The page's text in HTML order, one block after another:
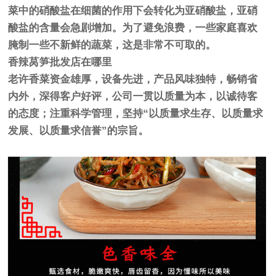
菜中的硝酸盐在细菌的作用下会转化为亚硝酸盐，亚硝
酸盐的含量会急剧增加。为了避免浪费，一些家庭喜欢
腌制一些不新鲜的蔬菜，这是非常不可取的。
香辣莴笋批发店在哪里
老许香菜资金雄厚，设备先进，产品风味独特，畅销省
内外，深得客户好评，公司一贯以质量为本，以诚待客
的态度；注重科学管理，坚持“以质量求生存、以质量求
发展、以质量求信誉”的宗旨。